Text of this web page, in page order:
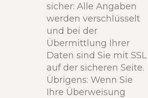
sicher: Alle Angaben
werden verschlüsselt
und bei der
Übermittlung Ihrer
Daten sind Sie mit SSL
auf der sicheren Seite.
Übrigens: Wenn Sie
Ihre Überweisung